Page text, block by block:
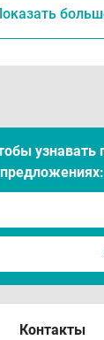
предложениях:
Контакты